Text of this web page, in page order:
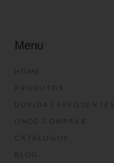
Menu
HOME
PRODUTOS
DÚVIDAS FREQUENTES
ONDE COMPRAR
CATÁLOGOS
BLOG